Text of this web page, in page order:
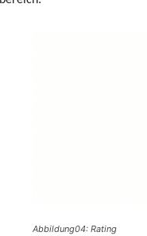
Abbildung04: Rating